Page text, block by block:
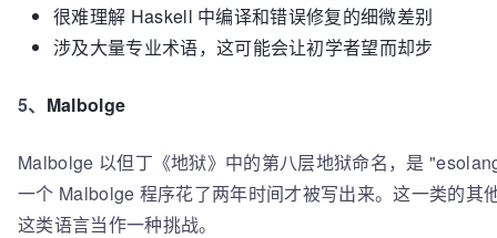
很难理解 Haskell 中编译和错误修复的细微差别
涉及大量专业术语，这可能会让初学者望而却步
5、 Malbolge
Malbolge 以但丁《地狱》中的第八层地狱命名，是
一个 Malbolge 程序花了两年时间才被写出来。这一类的
这类语言当作一种挑战。